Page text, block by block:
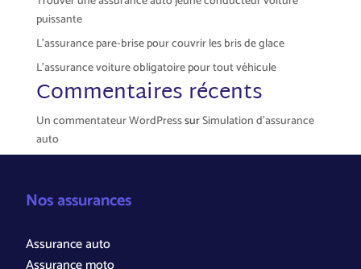
puissante
L’assurance pare-brise pour couvrir les bris de glace
L’assurance voiture obligatoire pour tout véhicule
Commentaires récents
Un commentateur WordPresssurSimulation d’assurance
auto
Nos assurances
Assurance auto